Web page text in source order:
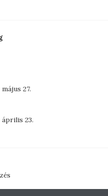
27.
23.